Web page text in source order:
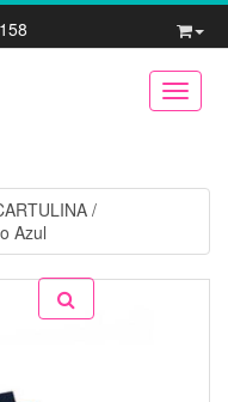
/
Azul